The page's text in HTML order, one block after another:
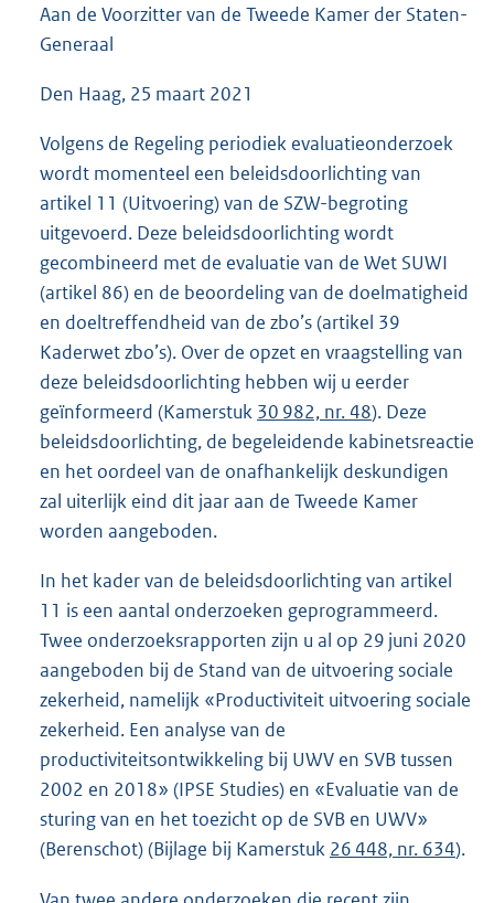
b
Aan de Voorzitter van de Tweede Kamer der Staten-
Generaal
Den Haag, 25 maart 2021
Volgens de Regeling periodiek evaluatieonderzoek
wordt momenteel een beleidsdoorlichting van
artikel 11 (Uitvoering) van de SZW-begroting
uitgevoerd. Deze beleidsdoorlichting wordt
gecombineerd met de evaluatie van de Wet SUWI
(artikel 86) en de beoordeling van de doelmatigheid
en doeltreffendheid van de zbo’s (artikel 39
Kaderwet zbo’s). Over de opzet en vraagstelling van
deze beleidsdoorlichting hebben wij u eerder
geïnformeerd (Kamerstuk 30 982, nr. 48). Deze
beleidsdoorlichting, de begeleidende kabinetsreactie
en het oordeel van de onafhankelijk deskundigen
zal uiterlijk eind dit jaar aan de Tweede Kamer
worden aangeboden.
In het kader van de beleidsdoorlichting van artikel
11 is een aantal onderzoeken geprogrammeerd.
Twee onderzoeksrapporten zijn u al op 29 juni 2020
aangeboden bij de Stand van de uitvoering sociale
zekerheid, namelijk «Productiviteit uitvoering sociale
zekerheid. Een analyse van de
productiviteitsontwikkeling bij UWV en SVB tussen
2002 en 2018» (IPSE Studies) en «Evaluatie van de
sturing van en het toezicht op de SVB en UWV»
(Berenschot) (Bijlage bij Kamerstuk 26 448, nr. 634).